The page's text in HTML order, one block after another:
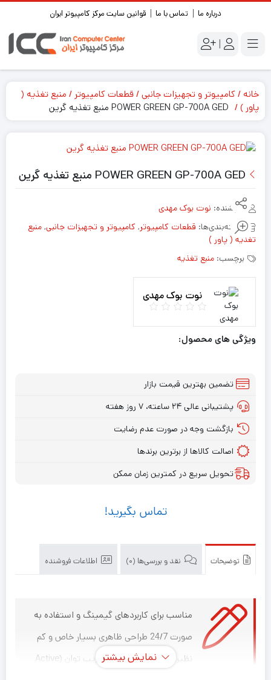
درباره ما تماس با ما قوانین سایت مرکز کامپیوتر ایران
|
خانه کامپیوتر و تجهیزات جانبی قطعات کامپیوتر
منبع تغذیه (
پاور )
POWER GREEN GP-700A GED منبع تغذیه گرین
فروشنده: نوت بوک مهدی
دسته‌بندی‌ها: قطعات کامپیوتر, کامپیوتر و تجهیزات جانبی, منبع
تغذیه ( پاور )
برچسب: منبع تغذیه
نوت بوک مهدی
ویژگی های محصول:
تضمین بهترین قیمت بازار
پشتیبانی عالی ۲۴ ساعته، ۷ روز هفته
بازگشت وجه در صورت عدم رضایت
اصالت کالاها از برترین برندها
تحویل سریع در کمترین زمان ممکن
تماس بگیرید!
توضیحات نقد و بررسی‌ها (0) اطلاعات فروشنده
مناسب برای کاربردهای گیمینگ و استفاده به
صورت 24/7 طراحی ظاهری بسیار خاص و کم
نظیر دارای مدار تصحیح ضریب توان (Active
نمایش بیشتر